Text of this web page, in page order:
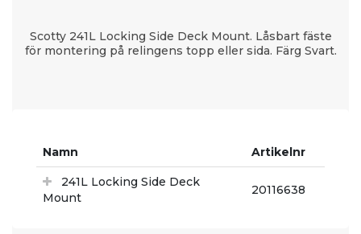
Scotty 241L Locking Side Deck Mount. Låsbart fäste
för montering på relingens topp eller sida. Färg Svart.
Namn Artikelnr
241L Locking Side Deck
Mount
20116638